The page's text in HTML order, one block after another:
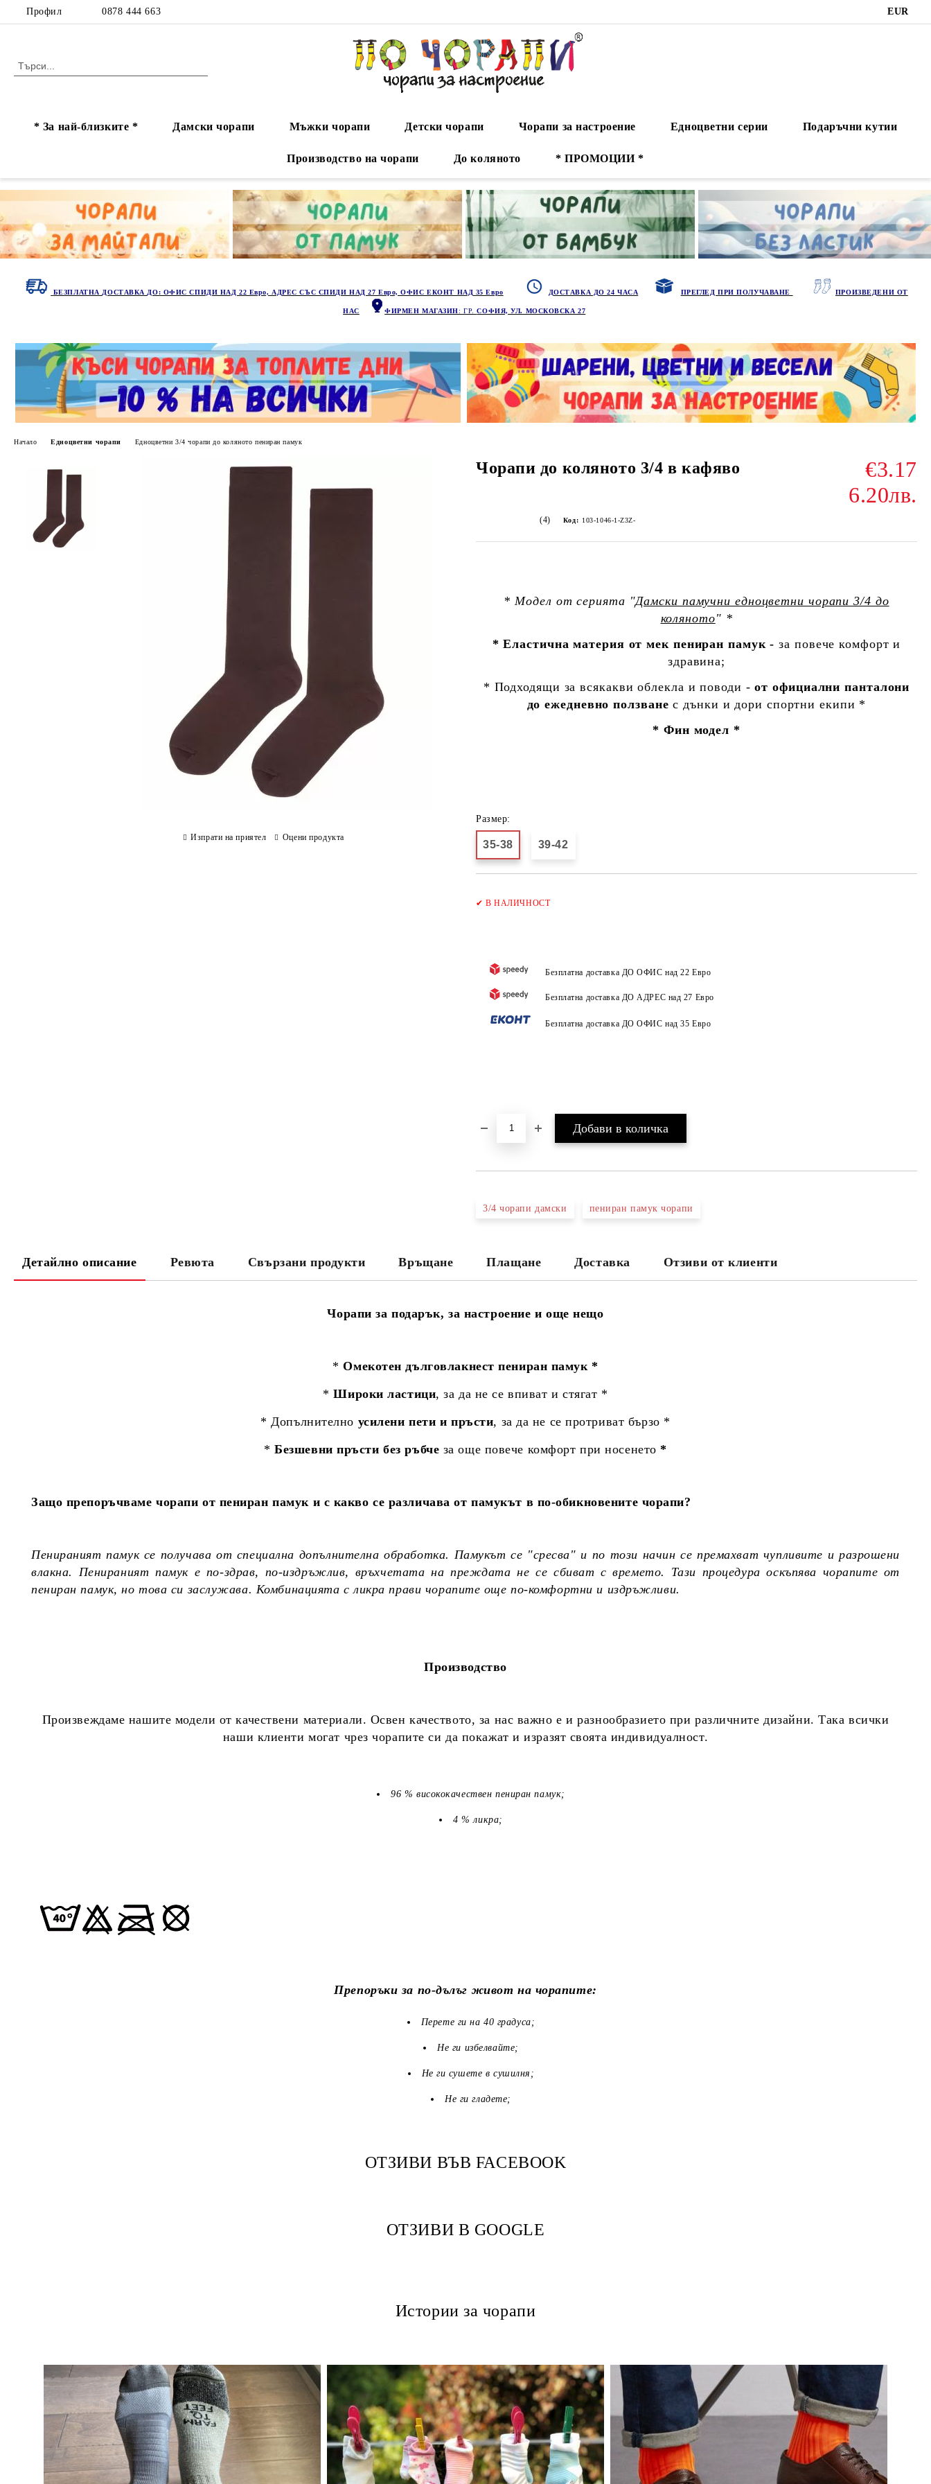
Профил 0878 444 663 EUR
* За най-близките * Дамски чорапи Мъжки чорапи Детски чорапи Чорапи за настроение Едноцветни серии Подаръчни кутии
Производство на чорапи До коляното * ПРОМОЦИИ *
БЕЗПЛАТНА ДОСТАВКА ДО: ОФИС СПИДИ НАД 22 Евро, АДРЕС СЪС СПИДИ НАД 27 Евро, ОФИС ЕКОНТ НАД 35 Евро ДОСТАВКА ДО 24 ЧАСА ПРЕГЛЕД ПРИ ПОЛУЧАВАНЕ ПРОИЗВЕДЕНИ ОТ
НАС ФИРМЕН МАГАЗИН: ГР.СОФИЯ, УЛ. МОСКОВСКА 27
Начало Едноцветни чорапи Едноцветни 3/4 чорапи до коляното пениран памук
Чорапи до коляното 3/4 в кафяво
€3.17
6.20лв.
(4) Код: 103-1046-1-Z3Z-
* Модел от серията "Дамски памучни едноцветни чорапи 3/4 до
коляното" *
* Еластична материя от мек пениран памук -за повече комфорт и
здравина;
* Подходящи за всякакви облекла и поводи -от официални панталони
до ежедневно ползване с дънки и дори спортни екипи *
* Фин модел *
Размер:
35-38 39-42
✔В НАЛИЧНОСТ
Безплатна доставка ДО ОФИС над 22 Евро
Безплатна доставка ДО АДРЕС над 27 Евро
Безплатна доставка ДО ОФИС над 35 Евро
3/4 чорапи дамски пениран памук чорапи
Изпрати на приятел Оцени продукта
Детайлно описание Ревюта Свързани продукти Връщане Плащане Доставка Отзиви от клиенти
Чорапи за подарък, за настроение и още нещо
*Омекотен дълговлакнест пениран памук *
*Широки ластици, за да не се впиват и стягат *
* Допълнително усилени пети и пръсти, за да не се протриват бързо *
*Безшевни пръсти без ръбче за още повече комфорт при носенето *
Защо препоръчваме чорапи от пениран памук и с какво се различава от памукът в по-обикновените чорапи?
Пенираният памук се получава от специална допълнителна обработка. Памукът се "сресва" и по този начин се премахват чупливите и разрошени
влакна. Пенираният памук е по-здрав, по-издръжлив, връхчетата на преждата не се сбиват с времето. Тази процедура оскъпява чорапите от
пениран памук, но това си заслужава. Комбинацията с ликра прави чорапите още по-комфортни и издръжливи.
Производство
Произвеждаме нашите модели от качествени материали. Освен качеството, за нас важно е и разнообразието при различните дизайни. Така всички
наши клиенти могат чрез чорапите си да покажат и изразят своята индивидуалност.
96 % висококачествен пениран памук;
4 % ликра;
Препоръки за по-дълъг живот на чорапите:
Перете ги на 40 градуса;
Не ги избелвайте;
Не ги сушете в сушилня;
Не ги гладете;
ОТЗИВИ ВЪВ FACEBOOK
ОТЗИВИ В GOOGLE
Истории за чорапи